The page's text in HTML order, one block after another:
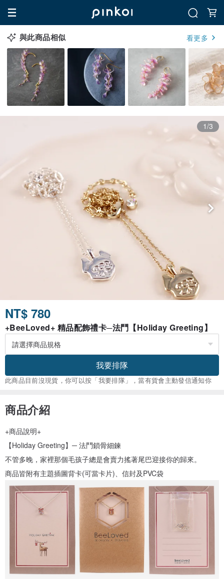
與此商品相似 看更多
1/3
NT$ 780
+BeeLoved+ 精品配飾禮卡─法鬥【Holiday Greeting】
我要排隊
此商品目前沒現貨，你可以按「我要排隊」，當有貨會主動發信通知你
商品介紹
+商品說明+
【Holiday Greeting】─ 法鬥鎖骨細鍊
不管多晚，家裡那個毛孩子總是會賣力搖著尾巴迎接你的歸來。
商品皆附有主題插圖背卡(可當卡片)、信封及PVC袋